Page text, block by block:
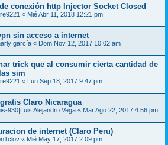
conexión http Injector Socket Closed
« Mié Abr 11, 2018 12:21 pm
sin acceso a internet
garcía « Dom Nov 12, 2017 10:02 am
trick que al consumir cierta cantidad de
sim
« Lun Sep 18, 2017 9:47 pm
Claro Nicaragua
930|Luis Alejandro Vega « Mar Ago 22, 2017 4:56 pm
de internet (Claro Peru)
« Mié May 17, 2017 2:09 pm